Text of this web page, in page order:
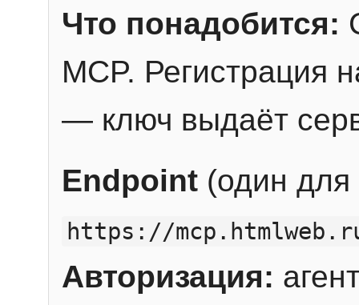
Что понадобится:
MCP. Регистрация
— ключ выдаёт
Endpoint (один для
https://
Авторизация: